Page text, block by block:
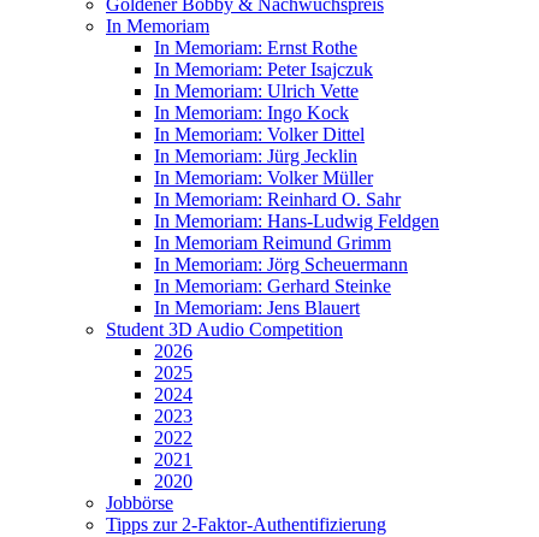
Goldener Bobby & Nachwuchspreis
In Memoriam
In Memoriam: Ernst Rothe
In Memoriam: Peter Isajczuk
In Memoriam: Ulrich Vette
In Memoriam: Ingo Kock
In Memoriam: Volker Dittel
In Memoriam: Jürg Jecklin
In Memoriam: Volker Müller
In Memoriam: Reinhard O. Sahr
In Memoriam: Hans-Ludwig Feldgen
In Memoriam Reimund Grimm
In Memoriam: Jörg Scheuermann
In Memoriam: Gerhard Steinke
In Memoriam: Jens Blauert
Student 3D Audio Competition
2026
2025
2024
2023
2022
2021
2020
Jobbörse
Tipps zur 2-Faktor-Authentifizierung